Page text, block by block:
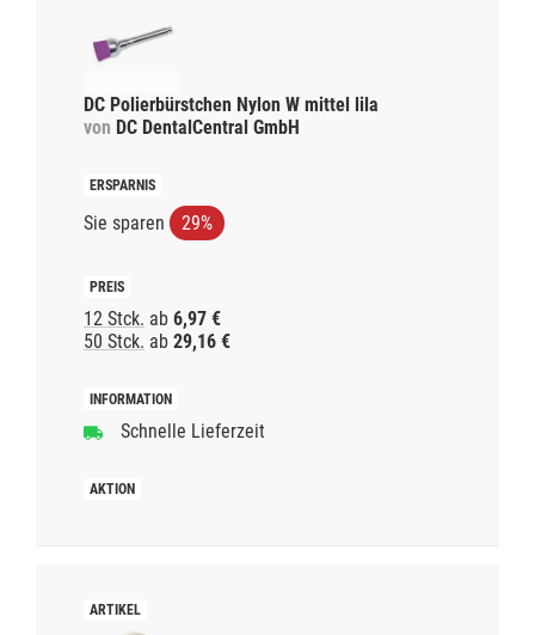
DC Polierbürstchen Nylon W mittel lila
von DC DentalCentral GmbH
Sie sparen 29%
12 Stck. ab 6,97 €
50 Stck. ab 29,16 €
Schnelle Lieferzeit